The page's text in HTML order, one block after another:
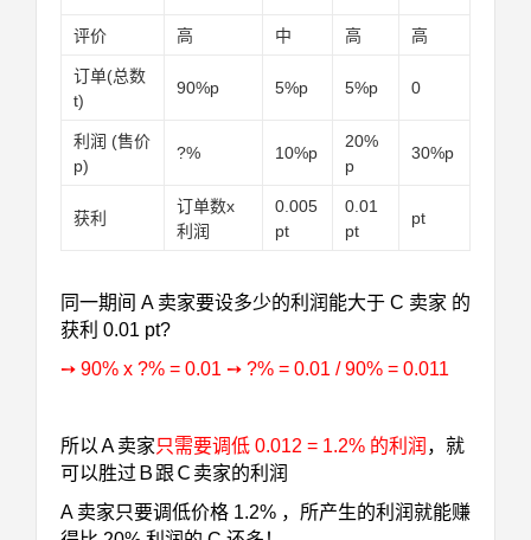
评价 高 中 高 高
订单(总数
t)
90%p 5%p 5%p 0
利润 (售价
p)
?% 10%p
20%
p
30%p
获利
订单数x
利润
0.005
pt
0.01
pt
pt
同一期间 A 卖家要设多少的利润能大于 C 卖家 的
获利 0.01 pt?
➙ 90% x ?% = 0.01 ➙ ?% = 0.01 / 90% = 0.011
所以Ａ卖家只需要调低 0.012 = 1.2% 的利润 ，就
可以胜过Ｂ跟Ｃ卖家的利润
A 卖家只要调低价格 1.2% ，所产生的利润就能赚